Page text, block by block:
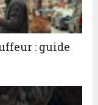
: guide